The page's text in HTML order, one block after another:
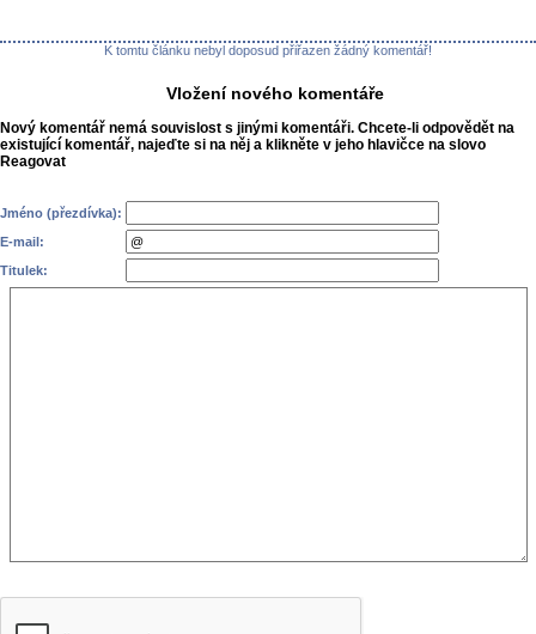
K tomtu článku nebyl doposud přiřazen žádný komentář!
Vložení nového komentáře
Nový komentář nemá souvislost s jinými komentáři. Chcete-li odpovědět na
existující komentář, najeďte si na něj a klikněte v jeho hlavičce na slovo
Reagovat
Jméno (přezdívka):
E-mail:
Titulek: